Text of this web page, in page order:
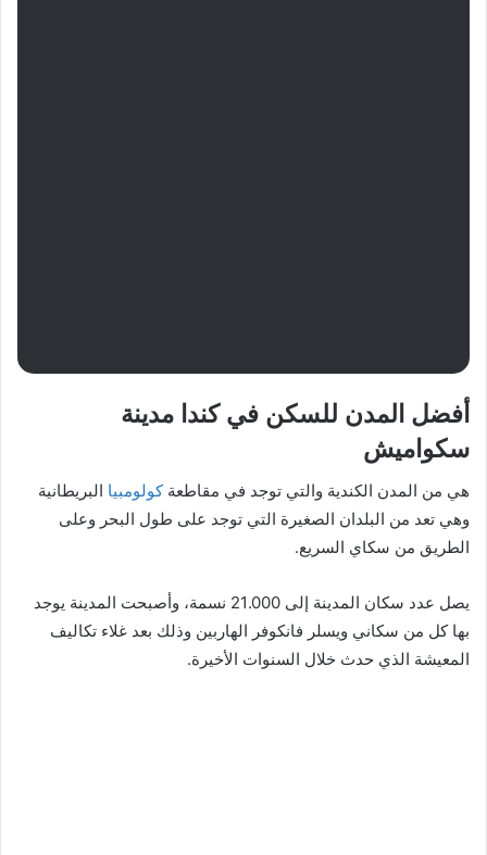
أفضل المدن للسكن في كندا مدينة
سكواميش
هي من المدن الكندية والتي توجد في مقاطعةكولومبيا البريطانية
وهي تعد من البلدان الصغيرة التي توجد على طول البحر وعلى
الطريق من سكاي السريع.
يصل عدد سكان المدينة إلى 21.000 نسمة، وأصبحت المدينة يوجد
بها كل من سكاني ويسلر فانكوفر الهاربين وذلك بعد غلاء تكاليف
المعيشة الذي حدث خلال السنوات الأخيرة.